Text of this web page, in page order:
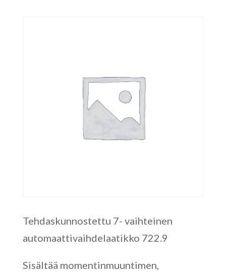
Tehdaskunnostettu 7- vaihteinen
automaattivaihdelaatikko 722.9
Sisältää momentinmuuntimen,